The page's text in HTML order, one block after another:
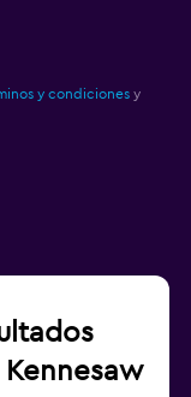
y condiciones y